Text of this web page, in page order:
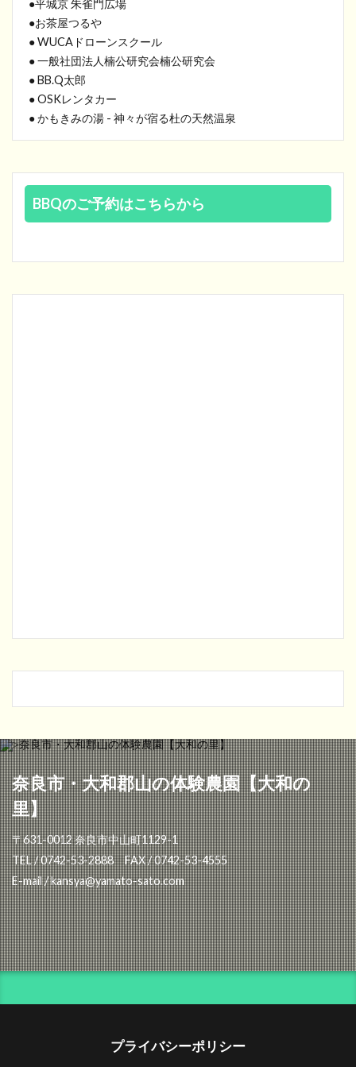
●平城京 朱雀門広場
●お茶屋つるや
● WUCAドローンスクール
● 一般社団法人楠公研究会楠公研究会
● BB.Q太郎
● OSKレンタカー
● かもきみの湯 - 神々が宿る杜の天然温泉
BBQのご予約はこちらから
奈良市・大和郡山の体験農園【大和の
里】
〒631-0012 奈良市中山町1129-1
TEL / 0742-53-2888 FAX / 0742-53-4555
E-mail / kansya@yamato-sato.com
プライバシーポリシー